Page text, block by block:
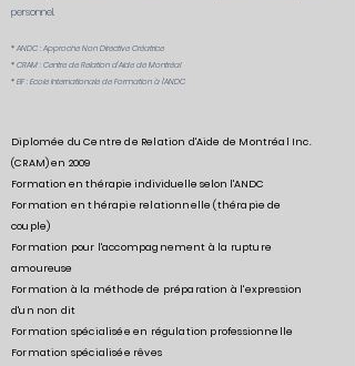
personnel.
* ANDC : Approche Non Directive Créatrice
* CRAM : Centre de Relation d'Aide de Montréal
* EIF : Ecole Internationale de Formation à l'ANDC
Diplomée du Centre de Relation d'Aide de Montréal Inc.
(CRAM) en 2009
Formation en thérapie individuelle selon l'ANDC
Formation en thérapie relationnelle (thérapie de
couple)
Formation pour l'accompagnement à la rupture
amoureuse
Formation à la méthode de préparation à l'expression
d'un non dit
Formation spécialisée en régulation professionnelle
Formation spécialisée rêves